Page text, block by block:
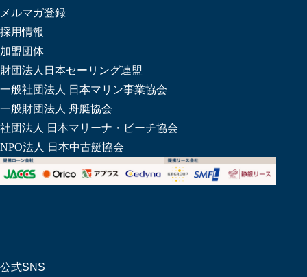
メルマガ登録
採用情報
加盟団体
財団法人日本セーリング連盟
一般社団法人 日本マリン事業協会
一般財団法人 舟艇協会
社団法人 日本マリーナ・ビーチ協会
NPO法人 日本中古艇協会
公式SNS